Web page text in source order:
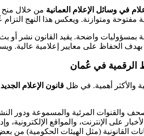
في وسائل الإعلام العمانية من خلال منح
مفتوحة ومتوازنة. ويعكس هذا النهج التزام
واضحة. يقيد القانون نشر أو بث
بهدف الحفاظ على معايير إعلامية عالية.
والأكثر أهمية. في ظل قانون الإعلام الجديد
والقنوات المرئية والمسموعة ودور
على الإنترنت، والمواقع الإلكترونية،
القانونية (مثل الهيئات الحكومية) من